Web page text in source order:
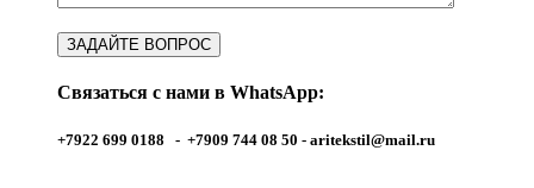
Связаться с нами в WhatsApp:
+7922 699 0188 - +7909 744 08 50 - aritekstil@mail.ru